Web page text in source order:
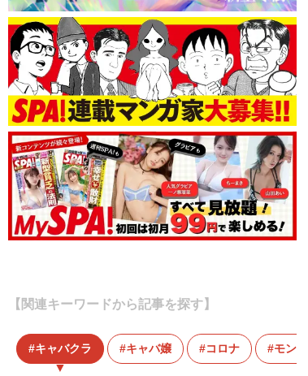
【関連キーワードから記事を探す】
キャバクラ キャバ嬢 コロナ モンス